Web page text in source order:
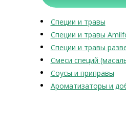
Специи и травы
Специи и травы
Специи и травы
Смеси специй
Соусы и приправы
Ароматизаторы и